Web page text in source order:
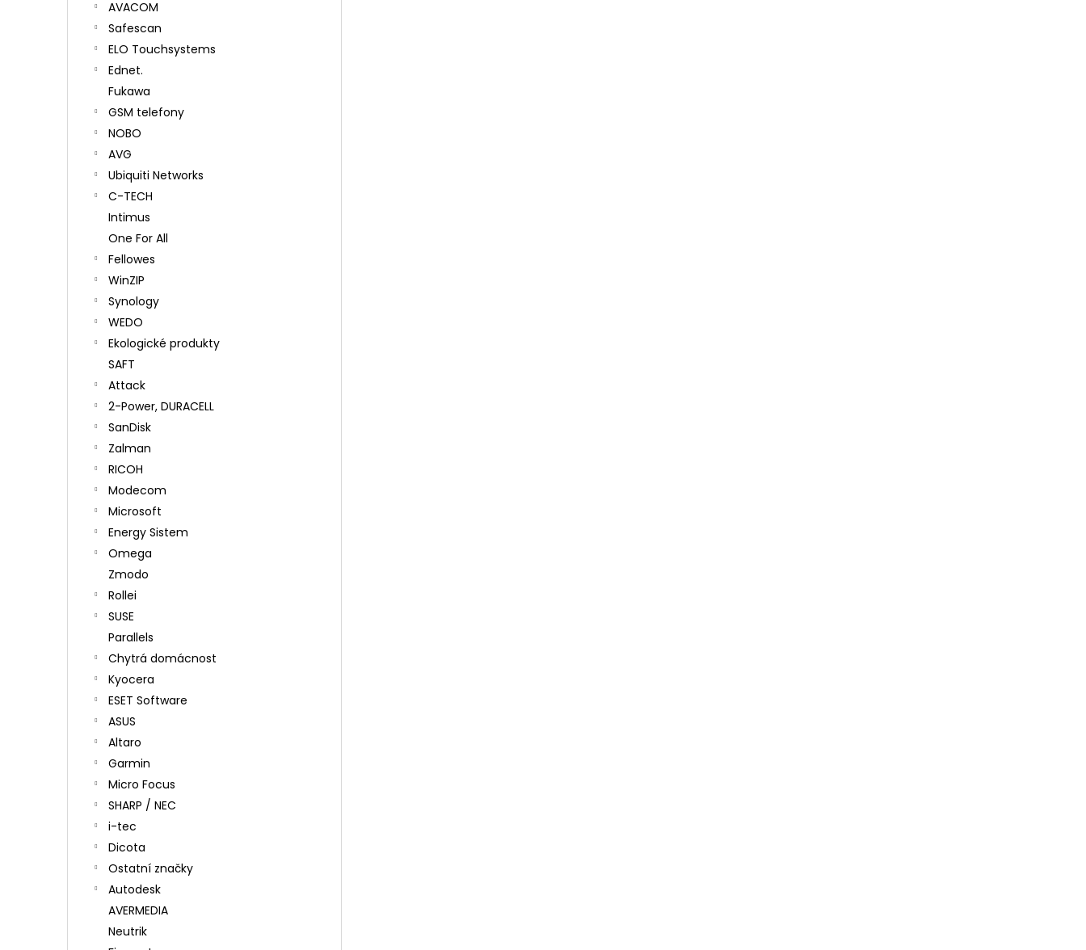
AVACOM
Safescan
ELO Touchsystems
Ednet.
Fukawa
GSM telefony
NOBO
AVG
Ubiquiti Networks
C-TECH
Intimus
One For All
Fellowes
WinZIP
Synology
WEDO
Ekologické produkty
SAFT
Attack
2-Power, DURACELL
SanDisk
Zalman
RICOH
Modecom
Microsoft
Energy Sistem
Omega
Zmodo
Rollei
SUSE
Parallels
Chytrá domácnost
Kyocera
ESET Software
ASUS
Altaro
Garmin
Micro Focus
SHARP / NEC
i-tec
Dicota
Ostatní značky
Autodesk
AVERMEDIA
Neutrik